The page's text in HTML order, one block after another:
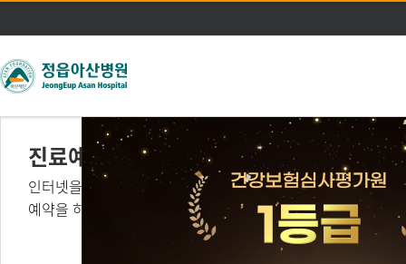
주메뉴 바로가기
본문 바로가기
진료예약
인터넷을 통해
예약을 하실 수 있습니다.